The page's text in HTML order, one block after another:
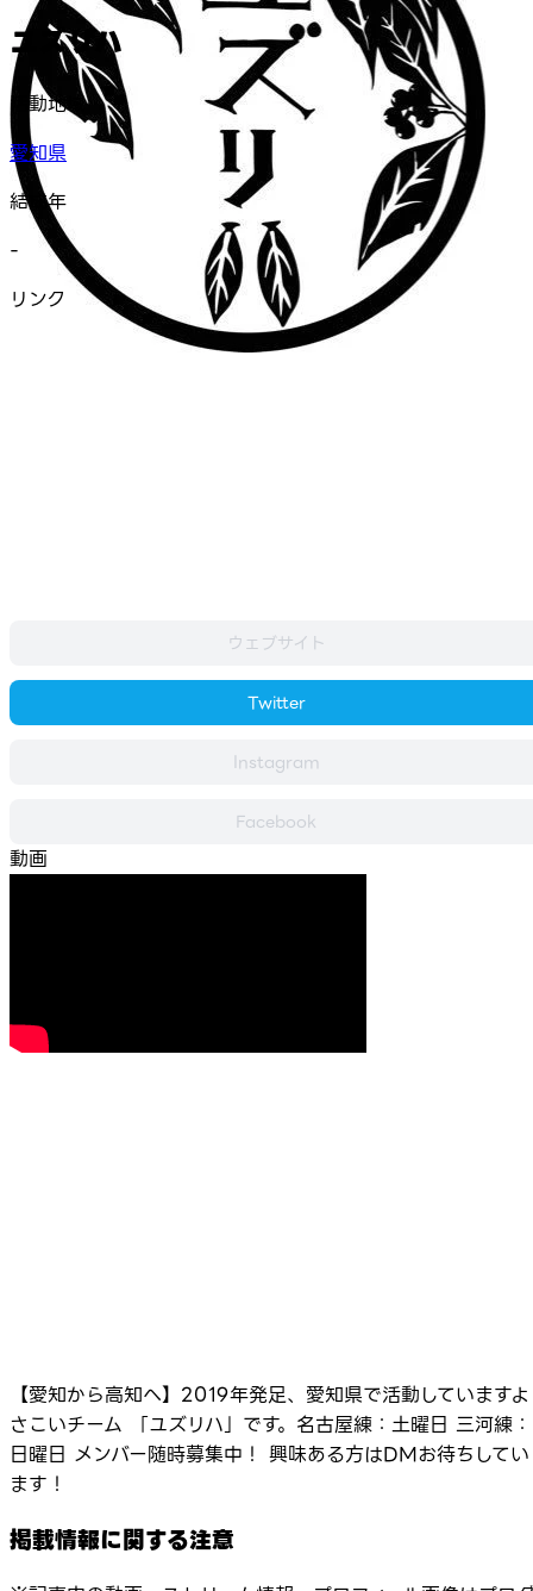
ユズリハ
活動地域
愛知県
結成年
-
リンク
ウェブサイト
Twitter
Instagram
Facebook
動画
【愛知から高知へ】2019年発足、愛知県で活動していますよ
さこいチーム 「ユズリハ」です。名古屋練：土曜日 三河練：
日曜日 メンバー随時募集中！ 興味ある方はDMお待ちしてい
ます！
掲載情報に関する注意